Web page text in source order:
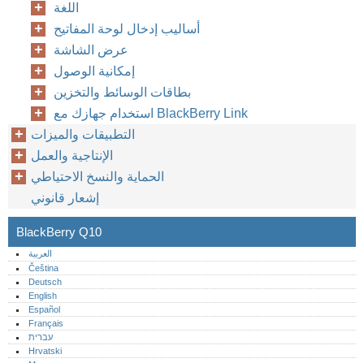
اللغة
أساليب إدخال لوحة المفاتيح
عرض الشاشة
إمكانية الوصول
بطاقات الوسائط والتخزين
استخدام جهازك مع BlackBerry Link
التطبيقات والميزات
الإنتاجية والعمل
الحماية والنسخ الاحتياطي
إشعار قانوني
BlackBerry Q10
العربية
Čeština
Deutsch
English
Español
Français
עברית
Hrvatski